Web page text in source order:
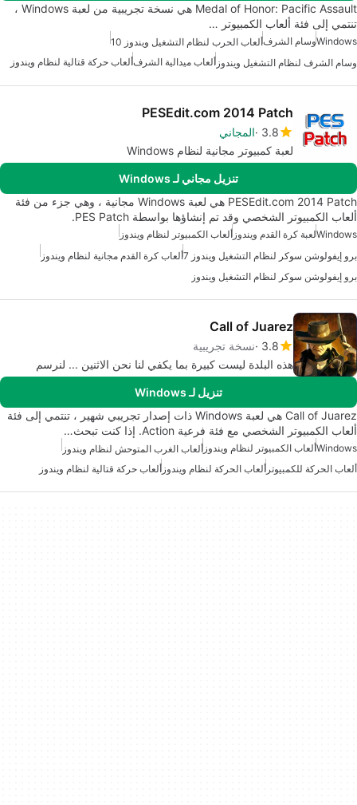
Medal of Honor: Pacific Assault هي نسخة تجريبية من لعبة Windows ،
تنتمي إلى فئة ألعاب الكمبيوتر …
Windowsوسام الشرفألعاب الحرب لنظام التشغيل ويندوز 10
وسام الشرف لنظام التشغيل ويندوز ألعاب ميدالية الشرفألعاب حركة قتالية لنظام ويندوز
PESEdit.com 2014 Patch
3.8 المجاني
لعبة كمبيوتر مجانية لنظام Windows
تنزيل مجاني لـ Windows
PESEdit.com 2014 Patch هي لعبة Windows مجانية ، وهي جزء من فئة
ألعاب الكمبيوتر الشخصي وقد تم إنشاؤها بواسطة PES Patch.
Windowsلعبة كرة القدم ويندوز ألعاب الكمبيوتر لنظام ويندوز
برو إيفولوشن سوكر لنظام التشغيل ويندوز 7
ألعاب كرة القدم مجانية لنظام ويندوز
برو إيفولوشن سوكر لنظام التشغيل ويندوز
Call of Juarez
3.8 نسخة تجريبية
هذه البلدة ليست كبيرة بما يكفي لنا نحن الاثنين ... لنرسم
تنزيل لـ Windows
Call of Juarez هي لعبة Windows ذات إصدار تجريبي شهير ، تنتمي إلى فئة
ألعاب الكمبيوتر الشخصي مع فئة فرعية Action. إذا كنت تبحث…
Windowsألعاب الكمبيوتر لنظام ويندوز ألعاب الغرب المتوحش لنظام ويندوز
ألعاب الحركة للكمبيوتر ألعاب الحركة لنظام ويندوز ألعاب حركة قتالية لنظام ويندوز